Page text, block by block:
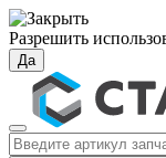
Разрешить
Да